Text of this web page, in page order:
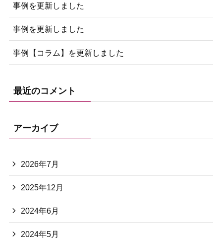
事例を更新しました
事例を更新しました
事例【コラム】を更新しました
最近のコメント
アーカイブ
2026年7月
2025年12月
2024年6月
2024年5月